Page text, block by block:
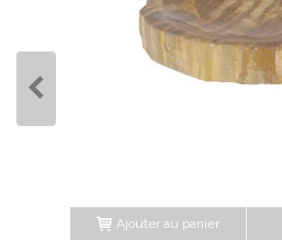
Ajouter au panier